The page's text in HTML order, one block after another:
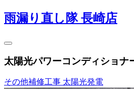
雨漏り直し隊 長崎店
太陽光パワーコンディショナ
その他補修工事 太陽光発電